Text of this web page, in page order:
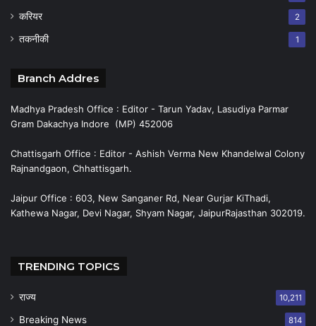
करियर 2
तकनीकी 1
Branch Addres
Madhya Pradesh Office : Editor - Tarun Yadav, Lasudiya Parmar
Gram Dakachya Indore (MP) 452006
Chattisgarh Office : Editor - Ashish Verma New Khandelwal Colony
Rajnandgaon, Chhattisgarh.
Jaipur Office : 603, New Sanganer Rd, Near Gurjar KiThadi,
Kathewa Nagar, Devi Nagar, Shyam Nagar, JaipurRajasthan 302019.
TRENDING TOPICS
राज्य 10,211
Breaking News 814